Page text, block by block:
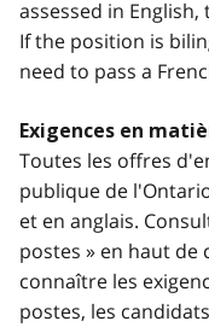
assessed in English,
If the position is
need to pass a
Exigences en
Toutes les offres
publique de
et en anglais.
postes » en haut
connaître les
postes, les